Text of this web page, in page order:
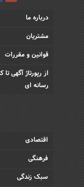
درباره ما
مشتریان
قوانین و مقررات
از رپورتاژ آگهی تا
رسانه ای
اقتصادی
فرهنگی
سبک زندگی